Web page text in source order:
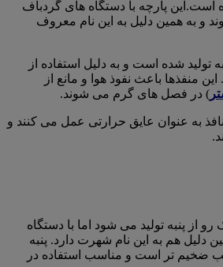
است.این پارچه با دستگاه های گردباف
و به همین دلیل به این نام معروف
100درصد پنبه تولید شده است و به دلیل استفاده از
منفذها باعث نفوذ هوا و مانع از
) در فصل های گرم می شوند.
به عنوان عایق حرارتی عمل می کنند و
رو از پنبه تولید می شود اما با دستگاه
دلیل هم به این نام شهرت دارد. پنبه
ضخیم تر است و مناسب استفاده در